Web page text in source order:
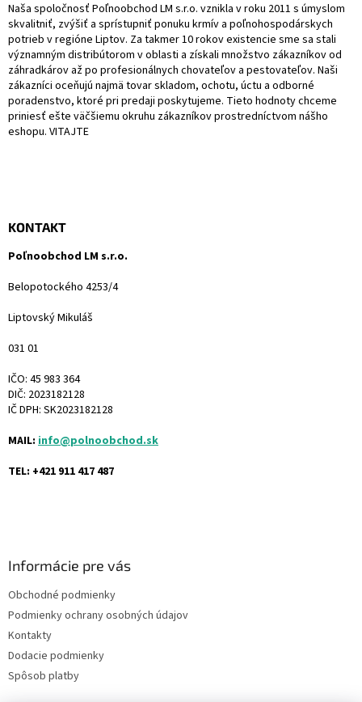
v
k
y
v
ý
p
i
s
Naša spoločnosť Poľnoobchod LM s.r.o. vznikla v roku 2011 s úmyslom
skvalitniť, zvýšiť a sprístupniť ponuku krmív a poľnohospodárskych
potrieb v regióne Liptov. Za takmer 10 rokov existencie sme sa stali
významným distribútorom v oblasti a získali množstvo zákazníkov od
záhradkárov až po profesionálnych chovateľov a pestovateľov. Naši
zákazníci oceňujú najmä tovar skladom, ochotu, úctu a odborné
poradenstvo, ktoré pri predaji poskytujeme. Tieto hodnoty chceme
priniesť ešte väčšiemu okruhu zákazníkov prostredníctvom nášho
eshopu. VITAJTE
KONTAKT
Poľnoobchod LM s.r.o.
Belopotockého 4253/4
Liptovský Mikuláš
031 01
IČO: 45 983 364
DIČ: 2023182128
IČ DPH: SK2023182128
MAIL: info@polnoobchod.sk
TEL: +421 911 417 487
Informácie pre vás
Obchodné podmienky
Podmienky ochrany osobných údajov
Kontakty
Dodacie podmienky
Spôsob platby